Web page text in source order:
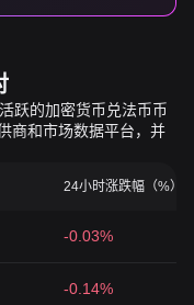
跃的加密货币兑法币币
商和市场数据平台，并
24小时涨跌幅（%）
-0.03%
-0.14%